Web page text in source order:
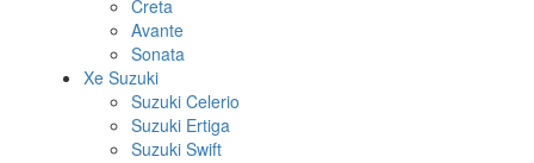
Creta
Avante
Sonata
Xe Suzuki
Suzuki Celerio
Suzuki Ertiga
Suzuki Swift